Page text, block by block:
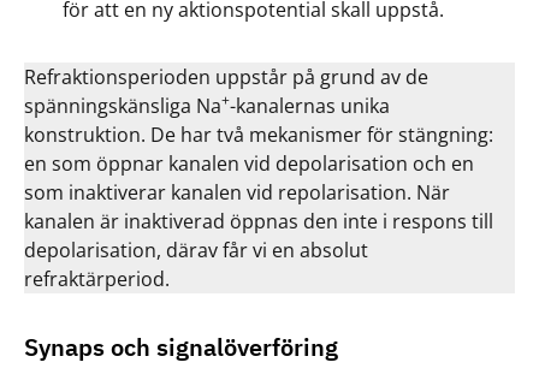
för att en ny aktionspotential skall uppstå.
Refraktionsperioden uppstår på grund av de
spänningskänsliga Na+-kanalernas unika
konstruktion. De har två mekanismer för stängning:
en som öppnar kanalen vid depolarisation och en
som inaktiverar kanalen vid repolarisation. När
kanalen är inaktiverad öppnas den inte i respons till
depolarisation, därav får vi en absolut
refraktärperiod.
Synaps och signalöverföring